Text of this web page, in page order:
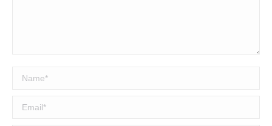
Name *
Email *